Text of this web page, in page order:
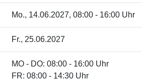
Mo., 14.06.2027, 08:00 - 16:00 Uhr
Fr., 25.06.2027
MO - DO: 08:00 - 16:00 Uhr
FR: 08:00 - 14:30 Uhr